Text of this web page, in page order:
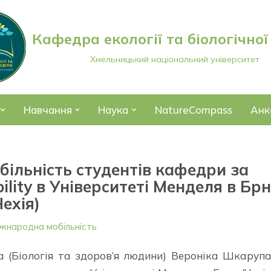
Кафедра екології та біологічної
Хмельницький національний університет
Навчання Наука NatureCompass
студентів кафедри за
в Університеті Менделя в
мобільність
(Біологія та здоров’я людини) Вероніка